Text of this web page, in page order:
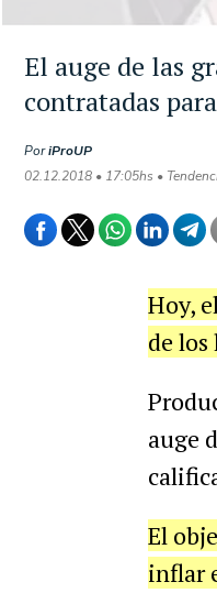
El auge de las
contratadas
PoriProUP
02.12.2018 • 17:05hs •
Hoy,
de
auge
El
inflar